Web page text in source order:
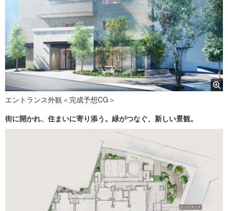
エントランス外観＜完成予想CG＞
街に開かれ、住まいに寄り添う。緑がつなぐ、新しい景観。